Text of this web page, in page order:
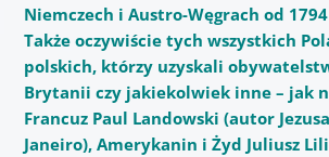
Niemczech i Austro-Węgrach od
Także oczywiście tych wszystkich
polskich, którzy uzyskali
Brytanii czy jakiekolwiek inne – jak
Francuz Paul Landowski (autor
Janeiro), Amerykanin i Żyd Juliusz